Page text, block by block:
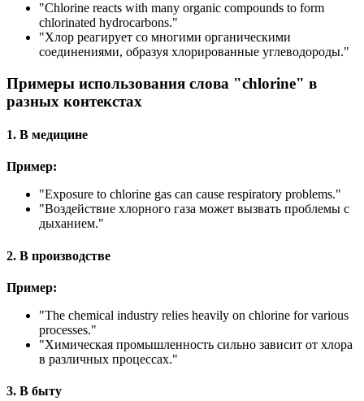
"Chlorine reacts with many organic compounds to form
chlorinated hydrocarbons."
"Хлор реагирует со многими органическими
соединениями, образуя хлорированные углеводороды."
Примеры использования слова "chlorine" в
разных контекстах
1. В медицине
Пример:
"Exposure to chlorine gas can cause respiratory problems."
"Воздействие хлорного газа может вызвать проблемы с
дыханием."
2. В производстве
Пример:
"The chemical industry relies heavily on chlorine for various
processes."
"Химическая промышленность сильно зависит от хлора
в различных процессах."
3. В быту